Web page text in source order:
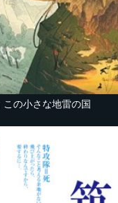
の小さな地雷の国